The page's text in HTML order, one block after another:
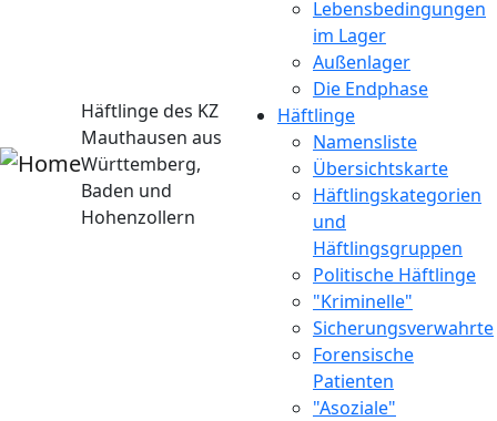
Häftlinge des KZ
Mauthausen aus
Württemberg,
Baden und
Hohenzollern
Lebensbedingungen
im Lager
Außenlager
Die Endphase
Häftlinge
Namensliste
Übersichtskarte
Häftlingskategorien
und
Häftlingsgruppen
Politische Häftlinge
"Kriminelle"
Sicherungsverwahrte
Forensische
Patienten
"Asoziale"